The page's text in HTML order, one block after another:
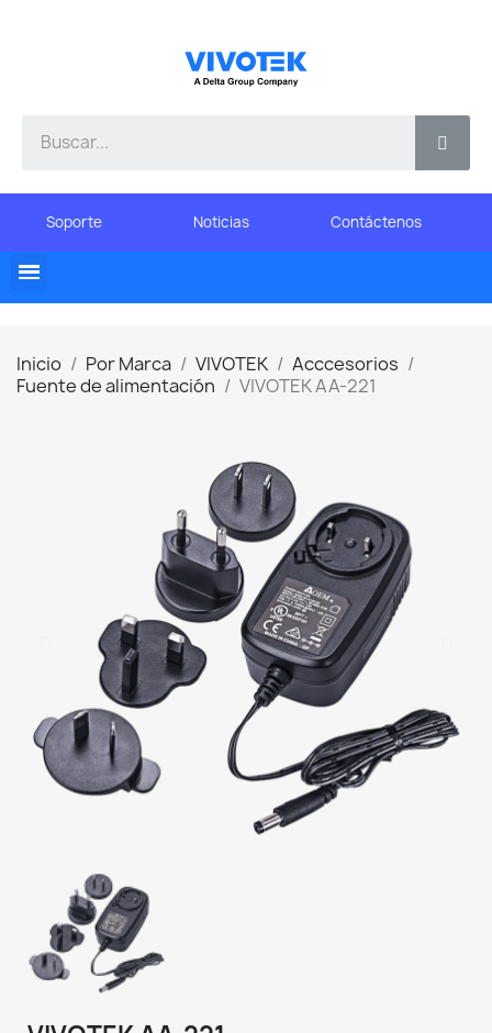
Soporte Noticias Contáctenos
Inicio Por Marca VIVOTEK
Acccesorios
Fuente de alimentación
VIVOTEK AA-221